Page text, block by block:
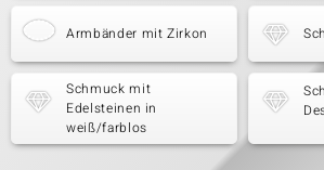
Armbänder mit Zirkon
Schmuck mit
Edelsteinen in
weiß/farblos